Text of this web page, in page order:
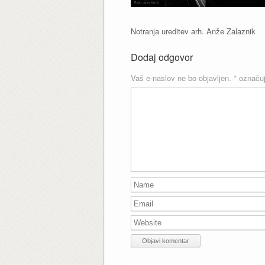
Notranja ureditev arh. Anže Zalaznik
Dodaj odgovor
Vaš e-naslov ne bo objavljen. *